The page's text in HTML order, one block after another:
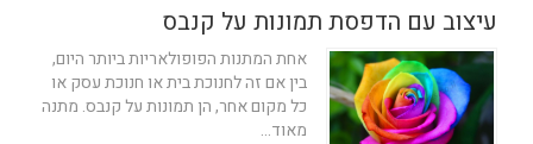
עיצוב עם הדפסת תמונות על קנבס
אחת המתנות הפופולאריות ביותר היום,
בין אם זה לחנוכת בית או חנוכת עסק או
כל מקום אחר, הן תמונות על קנבס. מתנה
מאוד...